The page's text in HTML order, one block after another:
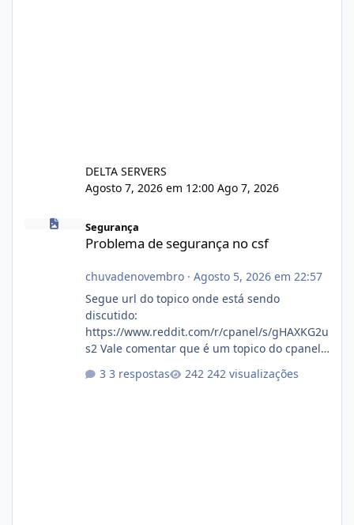
DELTA SERVERS
Agosto 7, 2026 em 12:00 Ago 7, 2026
Problema de segurança no csf
Segurança
Problema de segurança no csf
chuvadenovembro· Agosto 5, 2026 em 22:57
Segue url do topico onde está sendo
discutido:
https://www.reddit.com/r/cpanel/s/gHAXKG2u
s2 Vale comentar que é um topico do cpanel...
3 respostas 242 visualizações